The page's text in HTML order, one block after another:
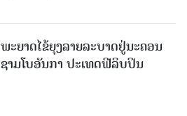
ພະຍາດໄຂ້ຍຸງລາຍລະບາດຢູ່ນະຄອນ
ຊາມໂບ​ອັນກາ ປະເທດຟີລິບປິນ